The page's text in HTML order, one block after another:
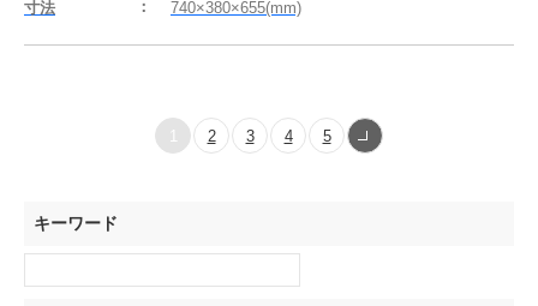
寸法
740×380×655(mm)
1 2 3 4 5
キーワード